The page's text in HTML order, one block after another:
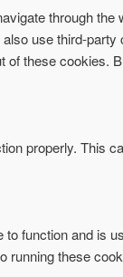
through
use third-
these
properly. This
function and is
running these